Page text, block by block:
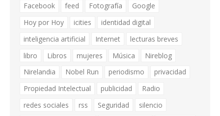
Facebook
feed Fotografía
Google
Hoy por Hoy
icities
identidad digital
inteligencia artificial
Internet
lecturas breves
libro
Libros mujeres Música
Nireblog
Nirelandia
Nobel Run periodismo
privacidad
Propiedad Intelectual
publicidad
Radio
redes sociales
rss Seguridad
silencio